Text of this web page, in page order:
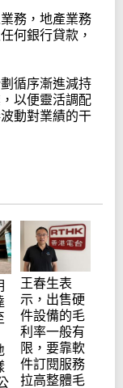
務，地產業務
何銀行貸款，
循序漸進減持
以便靈活調配
動對業績的干
王春生表
示，出售硬
件設備的毛
利率一般有
限，要靠軟
件訂閱服務
拉高整體毛